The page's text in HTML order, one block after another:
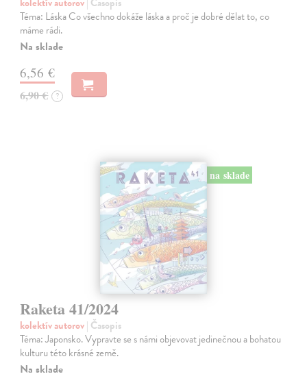
Téma: Láska Co všechno dokáže láska a proč je dobré dělat to, co
máme rádi.
Na sklade
6,56 €
6,90 € ?
na sklade
Raketa 41/2024
kolektív autorov| Časopis
Téma: Japonsko. Vypravte se s námi objevovat jedinečnou a bohatou
kulturu této krásné země.
Na sklade